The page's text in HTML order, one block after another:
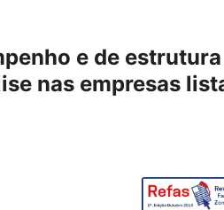
e de
nas empresas